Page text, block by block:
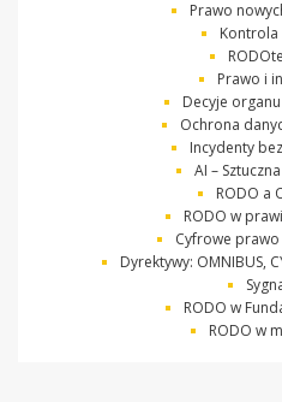
Prawo
Kontrola
Prawo i
Decyje
Ochrona
Incydenty
AI –
RODO a
RODO w
Cyfrowe
Dyrektywy: OMNIBUS,
RODO w
RODO w